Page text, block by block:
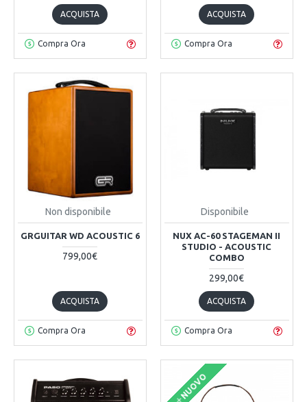
ACQUISTA
Compra Ora
ACQUISTA
Compra Ora
Non disponibile
GRGUITAR WD ACOUSTIC 6
799,00€
ACQUISTA
Compra Ora
Disponibile
NUX AC-60 STAGEMAN II
STUDIO - ACOUSTIC
COMBO
299,00€
ACQUISTA
Compra Ora
NUOVO